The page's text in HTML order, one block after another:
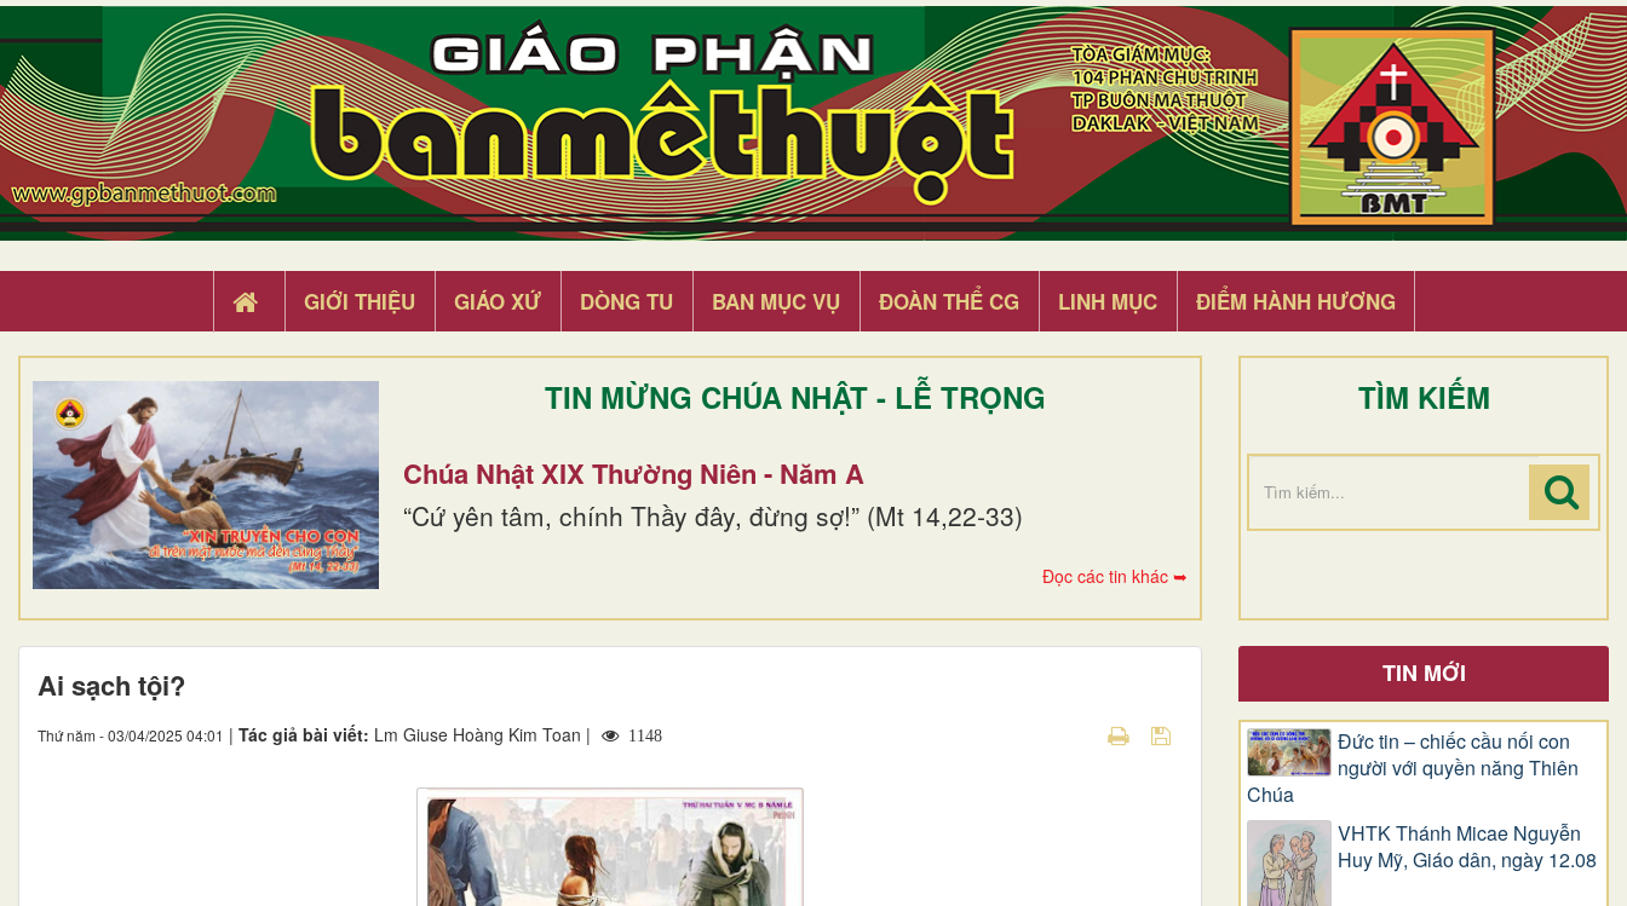
GIỚI THIỆU GIÁO XỨ DÒNG TU BAN MỤC VỤ ĐOÀN THỂ CG LINH MỤC ĐIỂM HÀNH HƯƠNG
TIN MỪNG CHÚA NHẬT - LỄ TRỌNG
Chúa Nhật XIX Thường Niên - Năm A
“Cứ yên tâm, chính Thầy đây, đừng sợ!” (Mt 14,22-33)
Đọc các tin khác ➥
TÌM KIẾM
Ai sạch tội?
Thứ năm - 03/04/2025 04:01 | Tác giả bài viết: Lm Giuse Hoàng Kim Toan | 1148
TIN MỚI
Đức tin – chiếc cầu nối con
người với quyền năng Thiên
Chúa
VHTK Thánh Micae Nguyễn
Huy Mỹ, Giáo dân, ngày 12.08